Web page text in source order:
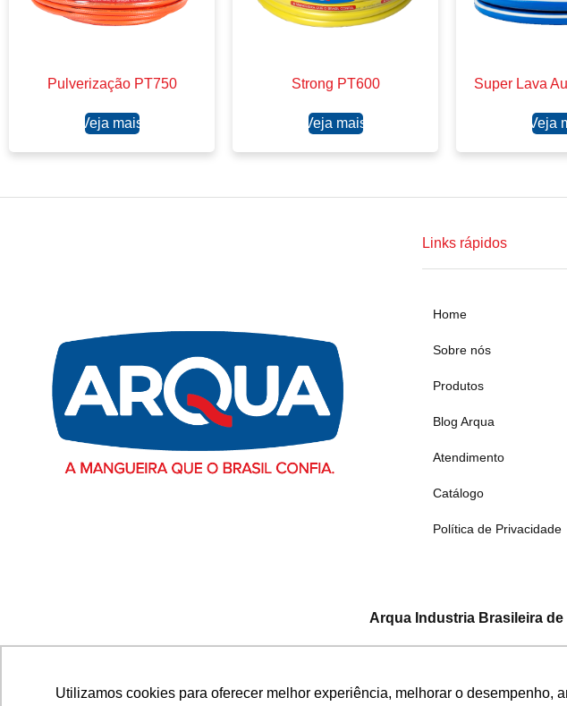
Utilizamos cookies para oferecer melhor experiência, melhorar o
Pulverização PT750
Ler mais
Strong PT600
Ler mais
Super Lava
Ler
Links rápidos
Home
Sobre nós
Produtos
Blog Arqua
Atendimento
Catálogo
Política de Privacidade
Arqua Industria Brasileira
Avenida Fausto Ribeiro da Silva, 1555 – Bairro